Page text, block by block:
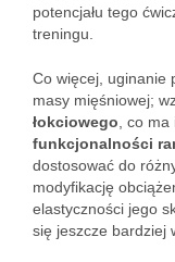
potencjału tego
treningu.
Co więcej, uginanie
masy mięśniowej;
łokciowego , co
funkcjonalności
dostosować do
modyfikację
elastyczności jego
się jeszcze bardziej